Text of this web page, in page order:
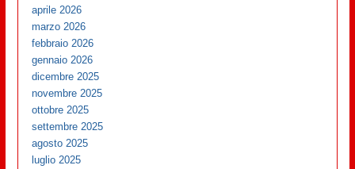
aprile 2026
marzo 2026
febbraio 2026
gennaio 2026
dicembre 2025
novembre 2025
ottobre 2025
settembre 2025
agosto 2025
luglio 2025